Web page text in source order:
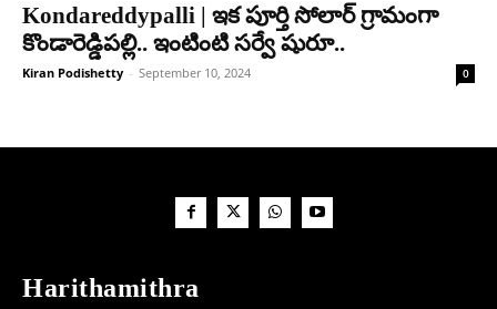
Kondareddypalli | ఇక పూర్తి సోలార్ గ్రామంగా
కొండారెడ్డిప‌ల్లి.. ఇంటింటి సర్వే షురూ..
Kiran Podishetty - September 10, 2024 0
Harithamithra